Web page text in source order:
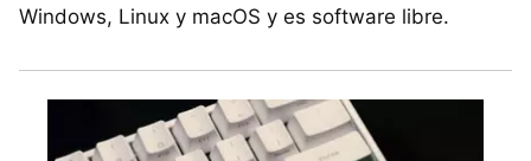
Windows, Linux y macOS y es software libre.